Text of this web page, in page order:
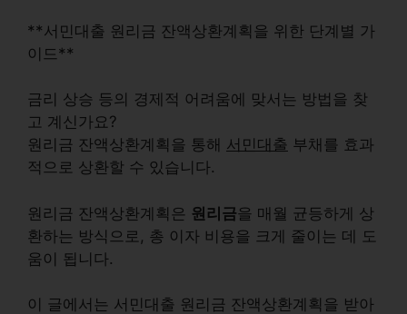
**서민대출 원리금 잔액상환계획을 위한 단계별 가
이드**
금리 상승 등의 경제적 어려움에 맞서는 방법을 찾
고 계신가요?
원리금 잔액상환계획을 통해 서민대출 부채를 효과
적으로 상환할 수 있습니다.
원리금 잔액상환계획은 원리금을 매월 균등하게 상
환하는 방식으로, 총 이자 비용을 크게 줄이는 데 도
움이 됩니다.
이 글에서는 서민대출 원리금 잔액상환계획을 받아